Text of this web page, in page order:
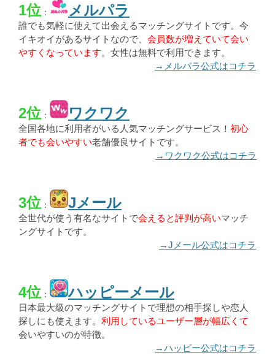
1位 ： メルパラ
誰でも気軽に使えて出会えるマッチングサイトです。今
イキオイがあるサイトなので、 会員数が増えていて会い
やすくなっています。女性は無料で利用できます。
→メルパラ公式はコチラ
2位 ： ワクワク
全国各地に利用者がいる人気マッチングサービス！ 初心
者でも会いやすい老舗優良サイトです。
→ワクワク公式はコチラ
3位 ： Jメール
全世代が使う有名なサイトで会えると評判が高いマッチ
ングサイトです。
→Jメール公式はコチラ
4位 ： ハッピーメール
日本最大級のマッチングサイトで理想の相手探しや恋人
探しにも使えます。 利用しているユーザー層が幅広くて
会いやすいのが特徴。
→ハッピー公式はコチラ